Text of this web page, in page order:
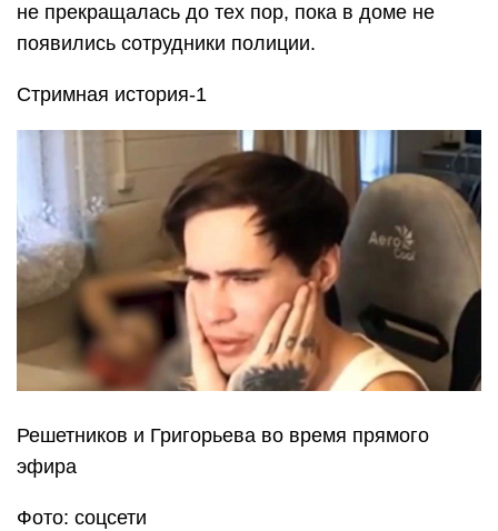
не прекращалась до тех пор, пока в доме не
появились сотрудники полиции.
Стримная история-1
Решетников и Григорьева во время прямого
эфира
Фото: соцсети